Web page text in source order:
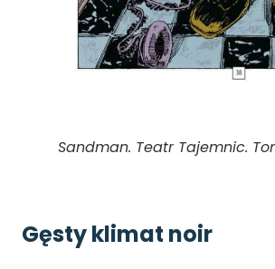
Sandman. Teatr Tajemnic.
Gęsty klimat noir